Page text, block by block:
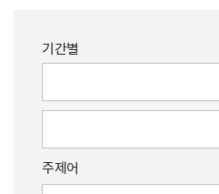
기간별
주제어